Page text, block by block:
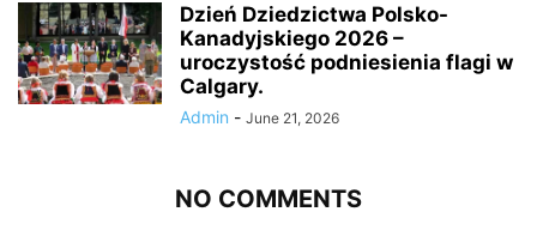
Dzień Dziedzictwa Polsko-
Kanadyjskiego 2026 –
uroczystość podniesienia flagi w
Calgary.
Admin - June 21, 2026
NO COMMENTS